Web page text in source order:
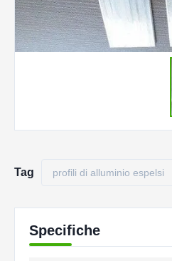
Tag profili di alluminio espelsi
Specifiche